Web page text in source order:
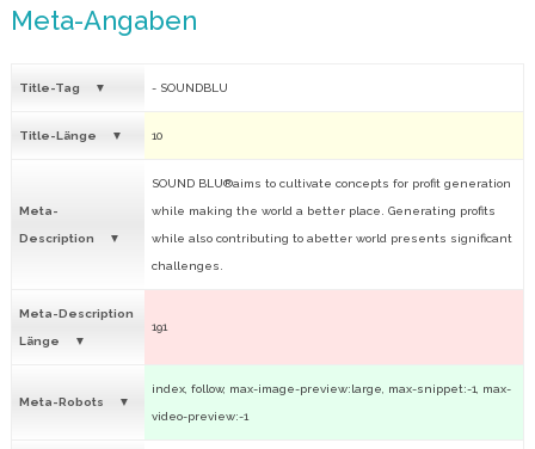
Meta-Angaben
Title-Tag - SOUNDBLU
Title-Länge 10
Meta-
Description
SOUND BLU®aims to cultivate concepts for profit generation
while making the world a better place. Generating profits
while also contributing to abetter world presents significant
challenges.
Meta-Description
Länge
191
Meta-Robots
index, follow, max-image-preview:large, max-snippet:-1, max-
video-preview:-1